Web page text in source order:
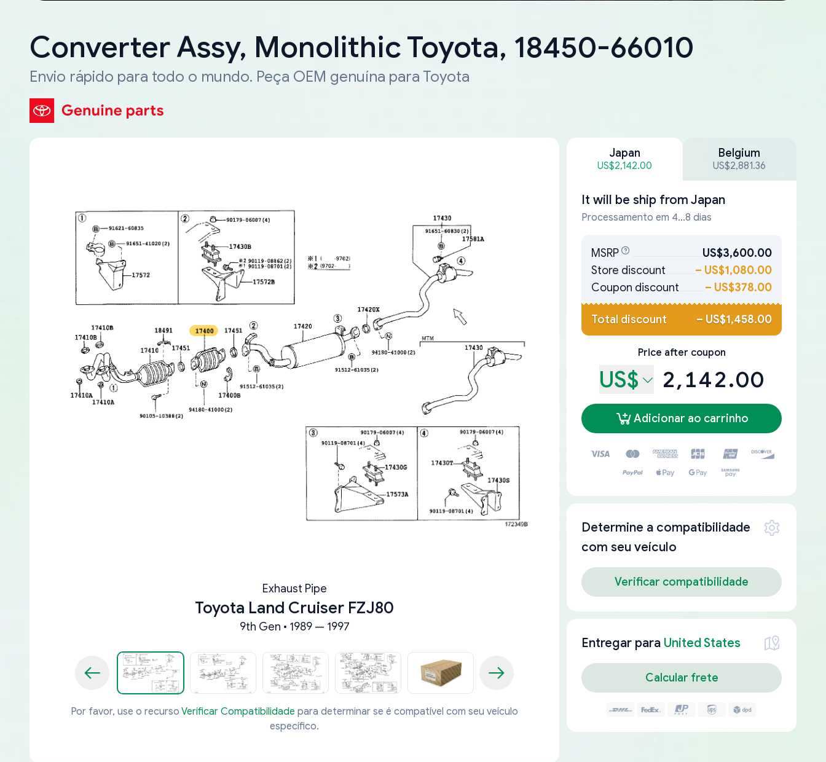
Converter Assy, Monolithic Toyota, 18450-66010
Envio rápido para todo o mundo. Peça OEM genuína para Toyota
Exhaust Pipe
Toyota Land Cruiser FZJ80
9th Gen • 1989 — 1997
Por favor, use o recurso Verificar Compatibilidade para determinar se é compatível com seu veículo
específico.
Japan
US$2,142.00
Belgium
US$2,881.36
It will be ship from Japan
Processamento em 4...8 dias
MSRP
US$3,600.00
Store discount
– US$1,080.00
Coupon discount
– US$378.00
Total discount – US$1,458.00
Price after coupon
US$ 2,142.00
Adicionar ao carrinho
Determine a compatibilidade
com seu veículo
Verificar compatibilidade
Entregar para United States
Calcular frete